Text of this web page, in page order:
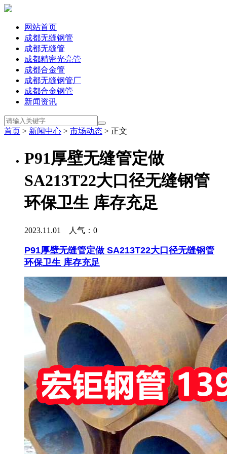
网站首页
成都无缝钢管
成都无缝管
成都精密光亮管
成都合金管
成都无缝钢管厂
成都合金钢管
新闻资讯
首页 > 新闻中心 > 市场动态 > 正文
P91厚壁无缝管定做
SA213T22大口径无缝钢管
环保卫生 库存充足
2023.11.01 人气： 0
P91厚壁无缝管定做 SA213T22大口径无缝钢管
环保卫生 库存充足